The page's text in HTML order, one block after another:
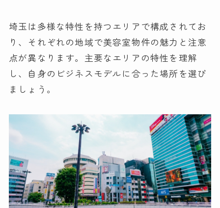
埼玉は多様な特性を持つエリアで構成されてお
り、それぞれの地域で美容室物件の魅力と注意
点が異なります。主要なエリアの特性を理解
し、自身のビジネスモデルに合った場所を選び
ましょう。